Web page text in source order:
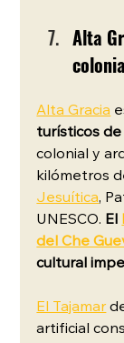
Alta
Alta Gracia
turísticos
colonial y
kilómetros
Jesuítica,
UNESCO. El
del Che
cultural
El Tajamar
artificial